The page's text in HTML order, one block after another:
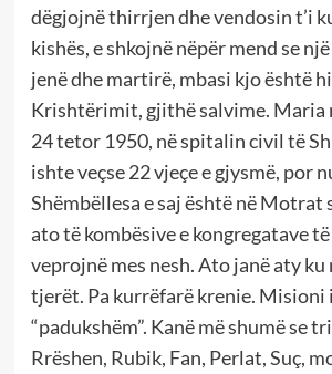
dëgjojnë thirrjen dhe vendosin t’i
kishës, e shkojnë nëpër mend se
jenë dhe martirë, mbasi kjo është
Krishtërimit, gjithë salvime. Maria
24 tetor 1950, në spitalin civil të
ishte veçse 22 vjeçe e gjysmë, por
Shëmbëllesa e saj është në Motrat
ato të kombësive e kongregatave
veprojnë mes nesh. Ato janë aty ku
tjerët. Pa kurrëfarë krenie. Misioni
“padukshëm”. Kanë më shumë se
Rrëshen, Rubik, Fan, Perlat, Suç,